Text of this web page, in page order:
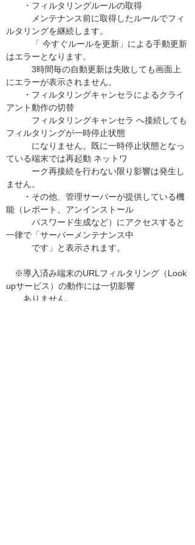
・フィルタリングルールの取得
メンテナンス前に取得したルールでフィ
ルタリングを継続します。
「 今すぐルールを更新」による手動更新
はエラーとなります。
3時間毎の自動更新は失敗しても画面上
にエラーが表示されません。
・フィルタリングキャンセラによるクライ
アント動作の切替
フィルタリングキャンセラ へ接続しても
フィルタリングが一時停止状態
になりません。既に一時停止状態となっ
ている端末では再起動 ネットワ
ーク再接続を行わない限り影響は発生し
ません。
・その他、管理サーバーが提供している機
能（レポート、アンインストール
パスワード生成など）にアクセスすると
一律で「サーバーメンテナンス中
です」と表示されます。
※導入済み端末のURLフィルタリング（Look
upサービス）の動作には一切影響
ありません。